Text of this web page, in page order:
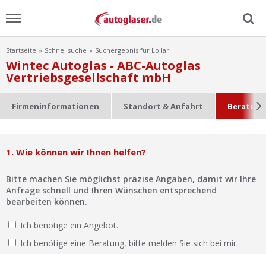
Menu
Home
Scheibensuche
FAQ
Lexikon
Startseite Schnellsuche Suchergebnis für Lollar
Wintec Autoglas - ABC-Autoglas
Vertriebsgesellschaft mbH
Firmeninformationen Standort & Anfahrt
1. Wie können wir Ihnen helfen?
Bitte machen Sie möglichst präzise Angaben, damit wir Ihre
Anfrage schnell und Ihren Wünschen entsprechend
bearbeiten können.
Ich benötige ein Angebot.
Ich benötige eine Beratung, bitte melden Sie sich bei mir.